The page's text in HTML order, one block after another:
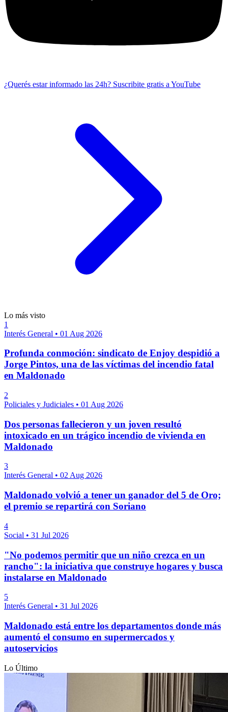
¿Querés estar informado las 24h? Suscribite gratis a YouTube
Lo más visto
1
Interés General • 01 Aug 2026
Profunda conmoción: sindicato de Enjoy despidió a
Jorge Pintos, una de las víctimas del incendio fatal
en Maldonado
2
Policiales y Judiciales • 01 Aug 2026
Dos personas fallecieron y un joven resultó
intoxicado en un trágico incendio de vivienda en
Maldonado
3
Interés General • 02 Aug 2026
Maldonado volvió a tener un ganador del 5 de Oro;
el premio se repartirá con Soriano
4
Social • 31 Jul 2026
"No podemos permitir que un niño crezca en un
rancho": la iniciativa que construye hogares y busca
instalarse en Maldonado
5
Interés General • 31 Jul 2026
Maldonado está entre los departamentos donde más
aumentó el consumo en supermercados y
autoservicios
Lo Último